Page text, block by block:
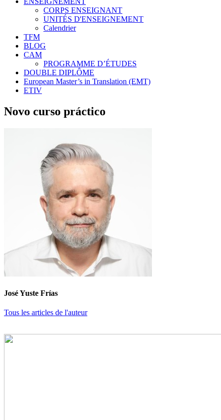
CORPS ENSEIGNANT
UNITÉS D'ENSEIGNEMENT
Calendrier
TFM
BLOG
CAM
PROGRAMME D’ÉTUDES
DOUBLE DIPLÔME
European Master’s in Translation (EMT)
ETIV
Novo curso práctico
José Yuste Frías
Tous les articles de l'auteur